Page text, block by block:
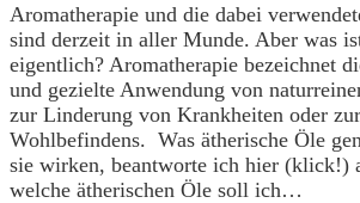
Aromatherapie und die dabei
sind derzeit in aller Munde. Aber was
eigentlich? Aromatherapie bezeichnet
und gezielte Anwendung von
zur Linderung von Krankheiten oder
Wohlbefindens. Was ätherische Öle
sie wirken, beantworte ich hier (klick!)
welche ätherischen Öle soll ich…